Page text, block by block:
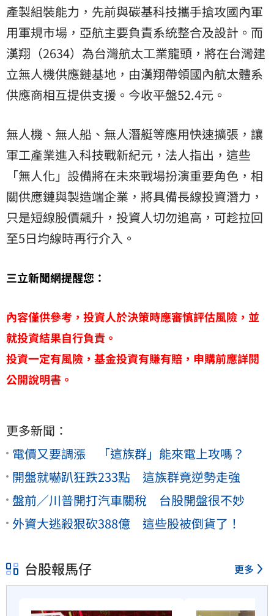
產製組裝能力，先前與碳基科技攜手搶攻國內軍
用軍規市場，亞航主要負責系統整合及設計。而
漢翔 （2634）為台灣航太工業龍頭，將在台灣建
立無人機供應鏈基地，由漢翔帶領國內航太體系
供應商相互提供支援。今收平盤52.4元。
無人機、無人船、無人潛艇等應用快速擴張，讓
軍工產業進入科技戰新紀元，法人指出，這些
「無人化」設備將在未來戰場扮演重要角色，相
關供應鏈與製造端企業，將具備長線投資潛力，
只是短線股價飆升，投資人切勿追高，可趁拉回
至5日均線時再行介入。
三立新聞網提醒您：
內容僅供參考，投資人於決策時應審慎評估風險，並
就投資結果自行負責。
投資一定有風險，基金投資有賺有賠，申購前應詳閱
公開說明書。
更多新聞：
電價又要調漲 「這族群」能來電上攻嗎？
開盤就嚇趴狂跌233點 這族群竟逆勢走強
盤前／川普開打汽車關稅 台股開盤很不妙
外資大逃殺狠砍388億 這些股被倒貨了！
台股報馬仔 更多